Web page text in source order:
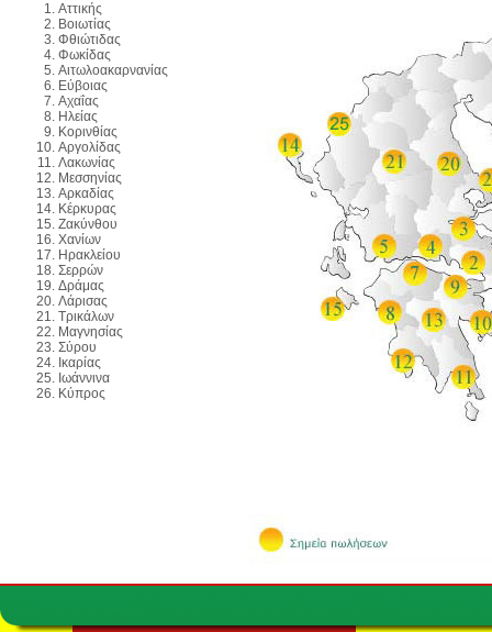
Αττικής
Βοιωτίας
Φθιώτιδας
Φωκίδας
Αιτωλοακαρνανίας
Εύβοιας
Αχαΐας
Ηλείας
Κορινθίας
Αργολίδας
Λακωνίας
Μεσσηνίας
Αρκαδίας
Κέρκυρας
Ζακύνθου
Χανίων
Ηρακλείου
Σερρών
Δράμας
Λάρισας
Τρικάλων
Μαγνησίας
Σύρου
Ικαρίας
Ιωάννινα
Κύπρος